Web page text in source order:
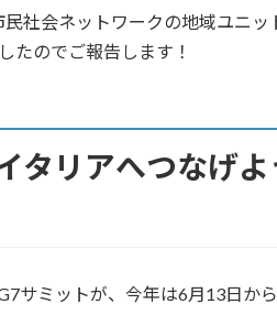
新
日
社会ネットワークの地域ユニッ
たのでご報告します！
タリアへつなげ
サミットが、今年は6月13日か